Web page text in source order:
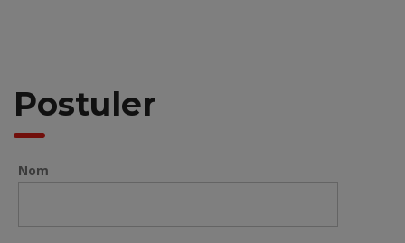
Postuler
Nom